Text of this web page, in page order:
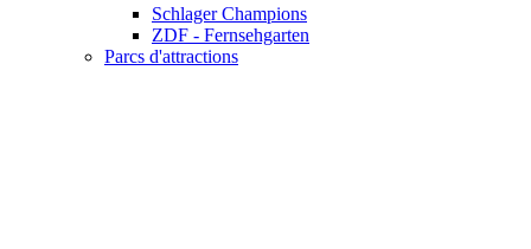
Schlager Champions
ZDF - Fernsehgarten
Parcs d'attractions